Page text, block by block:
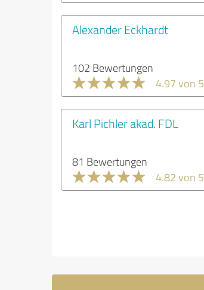
Alexander Eckhardt
102 Bewertungen
4.97 von 5
Karl Pichler akad. FDL
81 Bewertungen
4.82 von 5